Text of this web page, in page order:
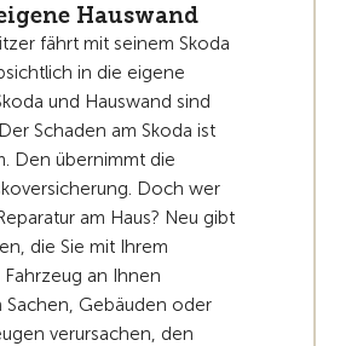
Hauswand
fährt mit seinem Skoda
in die eigene
und Hauswand sind
Schaden am Skoda ist
Den übernimmt die
Doch wer
am Haus? Neu gibt
die Sie mit Ihrem
an Ihnen
Gebäuden oder
verursachen, den